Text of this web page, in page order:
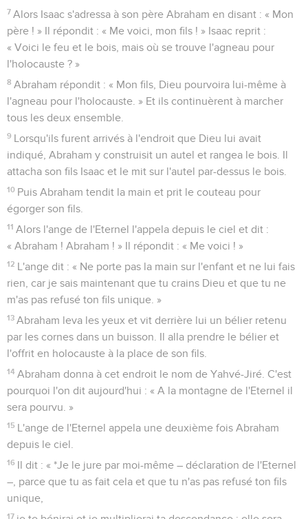
7 Alors Isaac s'adressa à son père Abraham en disant : « Mon
père ! » Il répondit : « Me voici, mon fils ! » Isaac reprit :
« Voici le feu et le bois, mais où se trouve l'agneau pour
l'holocauste ? »
8 Abraham répondit : « Mon fils, Dieu pourvoira lui-même à
l'agneau pour l'holocauste. » Et ils continuèrent à marcher
tous les deux ensemble.
9 Lorsqu'ils furent arrivés à l'endroit que Dieu lui avait
indiqué, Abraham y construisit un autel et rangea le bois. Il
attacha son fils Isaac et le mit sur l'autel par-dessus le bois.
10 Puis Abraham tendit la main et prit le couteau pour
égorger son fils.
11 Alors l'ange de l'Eternel l'appela depuis le ciel et dit :
« Abraham ! Abraham ! » Il répondit : « Me voici ! »
12 L'ange dit : « Ne porte pas la main sur l'enfant et ne lui fais
rien, car je sais maintenant que tu crains Dieu et que tu ne
m'as pas refusé ton fils unique. »
13 Abraham leva les yeux et vit derrière lui un bélier retenu
par les cornes dans un buisson. Il alla prendre le bélier et
l'offrit en holocauste à la place de son fils.
14 Abraham donna à cet endroit le nom de Yahvé-Jiré. C'est
pourquoi l'on dit aujourd'hui : « A la montagne de l'Eternel il
sera pourvu. »
15 L'ange de l'Eternel appela une deuxième fois Abraham
depuis le ciel.
16 Il dit : « *Je le jure par moi-même – déclaration de l'Eternel
–, parce que tu as fait cela et que tu n'as pas refusé ton fils
unique,
17